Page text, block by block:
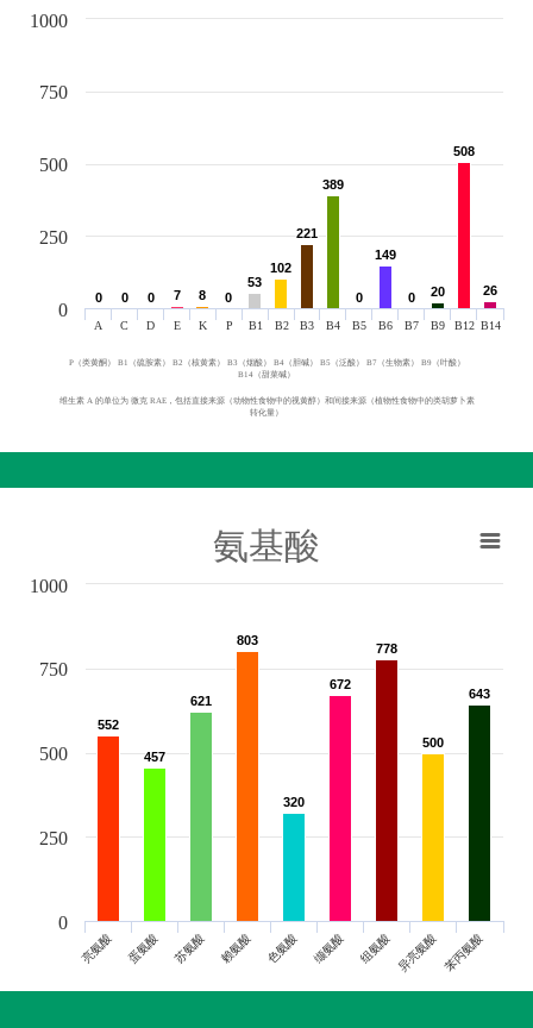
0
0 0
0 0
0 7
7 8
8 0
0
53
53
102
102
221
221
389
389
0
0
149
149
0
0 20
20
508
508
26
26
A C D E K P B1 B2 B3 B4 B5 B6 B7 B9 B12 B14
0
250
500
750
1000
P（类黄酮） B1（硫胺素） B2（核黄素） B3（烟酸） B4（胆碱） B5（泛酸） B7（生物素） B9（叶酸）
B14（甜菜碱）
维生素 A 的单位为 微克 RAE，包括直接来源（动物性食物中的视黄醇）和间接来源（植物性食物中的类胡萝卜素
转化量）
氨基酸
552
552
457
457
621
621
803
803
320
320
672
672
778
778
500
500
643
643
亮氨酸 蛋氨酸 苏氨酸 赖氨酸 色氨酸 缬氨酸 组氨酸 异亮氨酸苯丙氨酸
0
250
500
750
1000